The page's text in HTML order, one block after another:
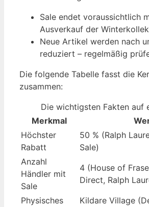
Sale endet voraussichtlich
Ausverkauf der
Neue Artikel werden nach
reduziert – regelmäßig
Die folgende Tabelle fasst die
zusammen:
Die wichtigsten Fakten auf
Merkmal
Höchster
Rabatt
50 % (Ralph
Sale)
Anzahl
Händler mit
Sale
4 (House of
Direct, Ralph
Physisches
Kildare Village